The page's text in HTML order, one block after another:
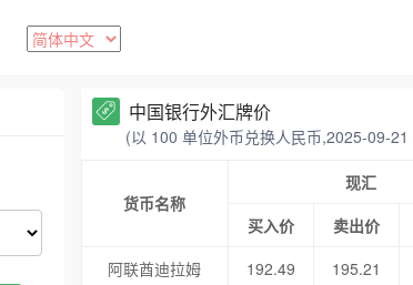
中国银行外汇牌价
(以 100 单位外币兑换人民币,2025-09-
货币名称
现汇
买入价
卖出价
阿联酋迪拉姆
192.49 195.21